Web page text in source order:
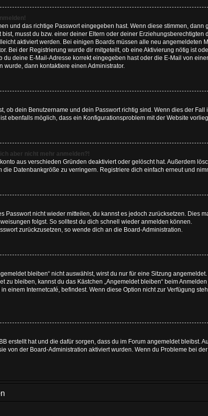
und das richtige Passwort eingegeben hast. Wenn diese stimmen, dann
musst du bzw. einer deiner Eltern oder deiner
aktiviert werden. Bei einigen Boards müssen alle neu angemeldeten
Bei der Registrierung wurde dir mitgeteilt, ob eine Aktivierung nötig ist
du deine E-Mail-Adresse korrekt eingegeben hast oder die E-Mail von
dann kontaktiere einen Administrator.
ob dein Benutzername und dein Passwort richtig sind. Wenn dies der
ebenfalls möglich, dass ein Konfigurationsproblem mit der Website
aber nicht mehr anmelden?!
aus verschieden Gründen deaktiviert oder gelöscht hat. Außerdem
Datenbankgröße zu verringern. Registriere dich einfach erneut und
Passwort nicht wieder mitteilen, du kannst es jedoch zurücksetzen. Dies
folgst. So solltest du dich schnell wieder anmelden können.
zurückzusetzen, so wende dich an die Board-Administration.
bleiben“ nicht auswählst, wirst du nur für eine Sitzung
zu bleiben, kannst du das Kästchen „Angemeldet bleiben“ beim
einem Internetcafé, befindest. Wenn diese Option nicht zur Verfügung
erstellt hat und die dafür sorgen, dass du im Forum angemeldet bleibst.
von der Board-Administration aktiviert wurden. Wenn du Probleme bei